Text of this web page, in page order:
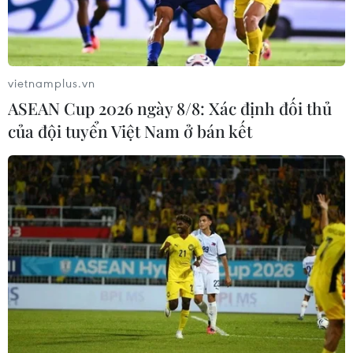
Việt Nam đã hai lần liên tiếp vô địch vào các
năm 2022 và 2023./.
Lịch thi đấu của Đội tuyển U23 Việt Nam tại Giải U23 Đông
vietnamplus.vn
ASEAN Cup 2026 ngày 8/8: Xác định đối thủ
của đội tuyển Việt Nam ở bán kết